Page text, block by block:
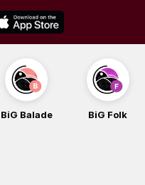
BiG Folk BiG iG